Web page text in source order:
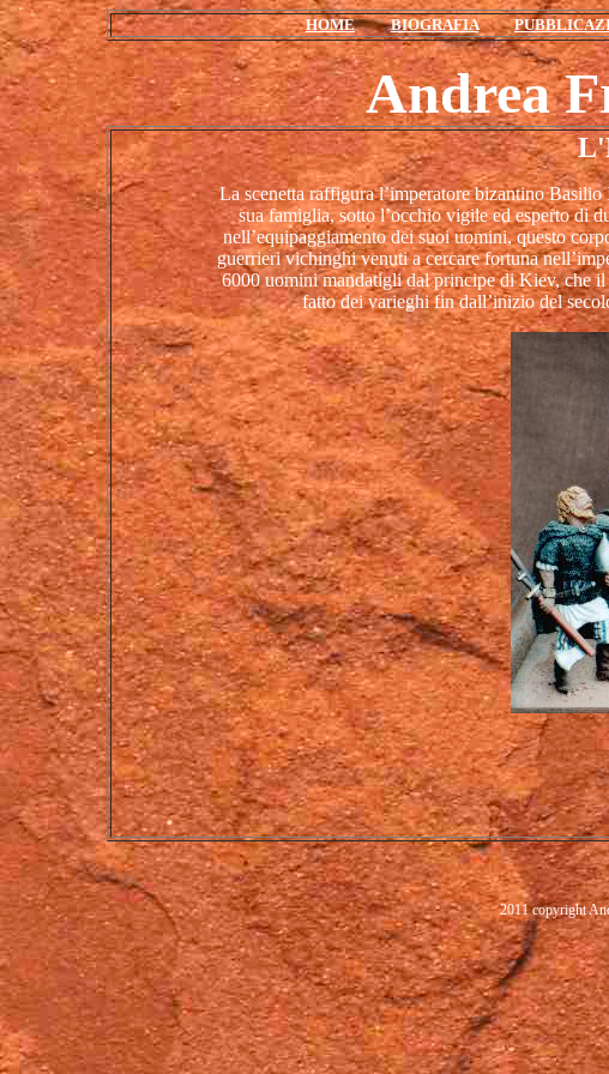
HOME BIOGRAFIA
La scenetta raffigura l’imperatore bizantino
sua famiglia, sotto l’occhio vigile ed esperto di
nell’equipaggiamento dei suoi uomini, questo
guerrieri vichinghi venuti a cercare fortuna
6000 uomini mandatigli dal principe di Kiev, che
fatto dei varieghi fin dall’inizio del
2011 copyright